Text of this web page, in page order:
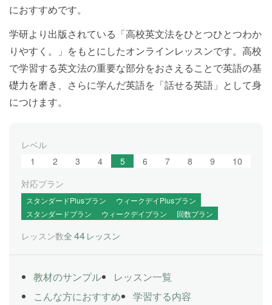
におすすめです。
学研より出版されている「高校英文法をひとつひとつわか
りやすく。」をもとにしたオンラインレッスンです。高校
で学習する英文法の重要な部分をおさえることで英語の基
礎力を磨き、さらに学んだ英語を「話せる英語」として身
につけます。
レベル
1
2 3 4 5 6 7 8 9
10
対応プラン
スタンダードPlusプラン
ウィークデイPlusプラン
スタンダードプラン
ウィークデイプラン 回数プラン
レッスン数全 44 レッスン
教材のサンプル
レッスン一覧
こんな方におすすめ
学習する内容